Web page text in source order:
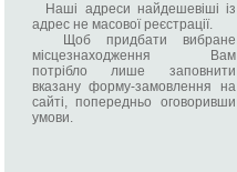
Наші адреси найдешевіші із
адрес не масової реєстрації.
Щоб придбати вибране
місцезнаходження Вам
потрібло лише заповнити
вказану форму-замовлення на
сайті, попередньо оговоривши
умови.